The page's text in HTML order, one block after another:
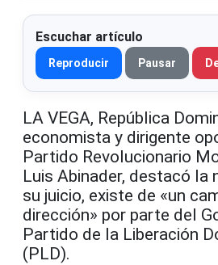
Escuchar artículo
Reproducir Pausar
LA VEGA, República
economista y dirigente
Partido Revolucionario
Luis Abinader, destacó la
su juicio, existe de «un
dirección» por parte del
Partido de la Liberación
(PLD).